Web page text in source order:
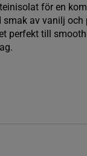
för en
av vanilj och
perfekt till